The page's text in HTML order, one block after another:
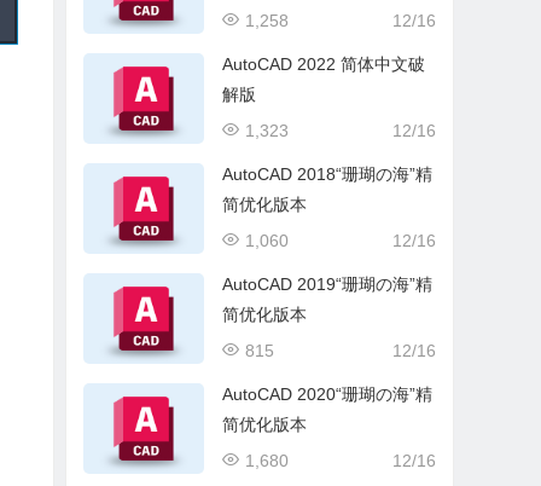
12/16
1,258
AutoCAD 2022 简体中文破
解版
12/16
1,323
AutoCAD 2018“珊瑚の海”精
简优化版本
12/16
1,060
AutoCAD 2019“珊瑚の海”精
简优化版本
12/16
815
AutoCAD 2020“珊瑚の海”精
简优化版本
12/16
1,680